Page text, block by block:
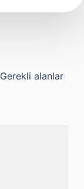
Gerekli alanlar